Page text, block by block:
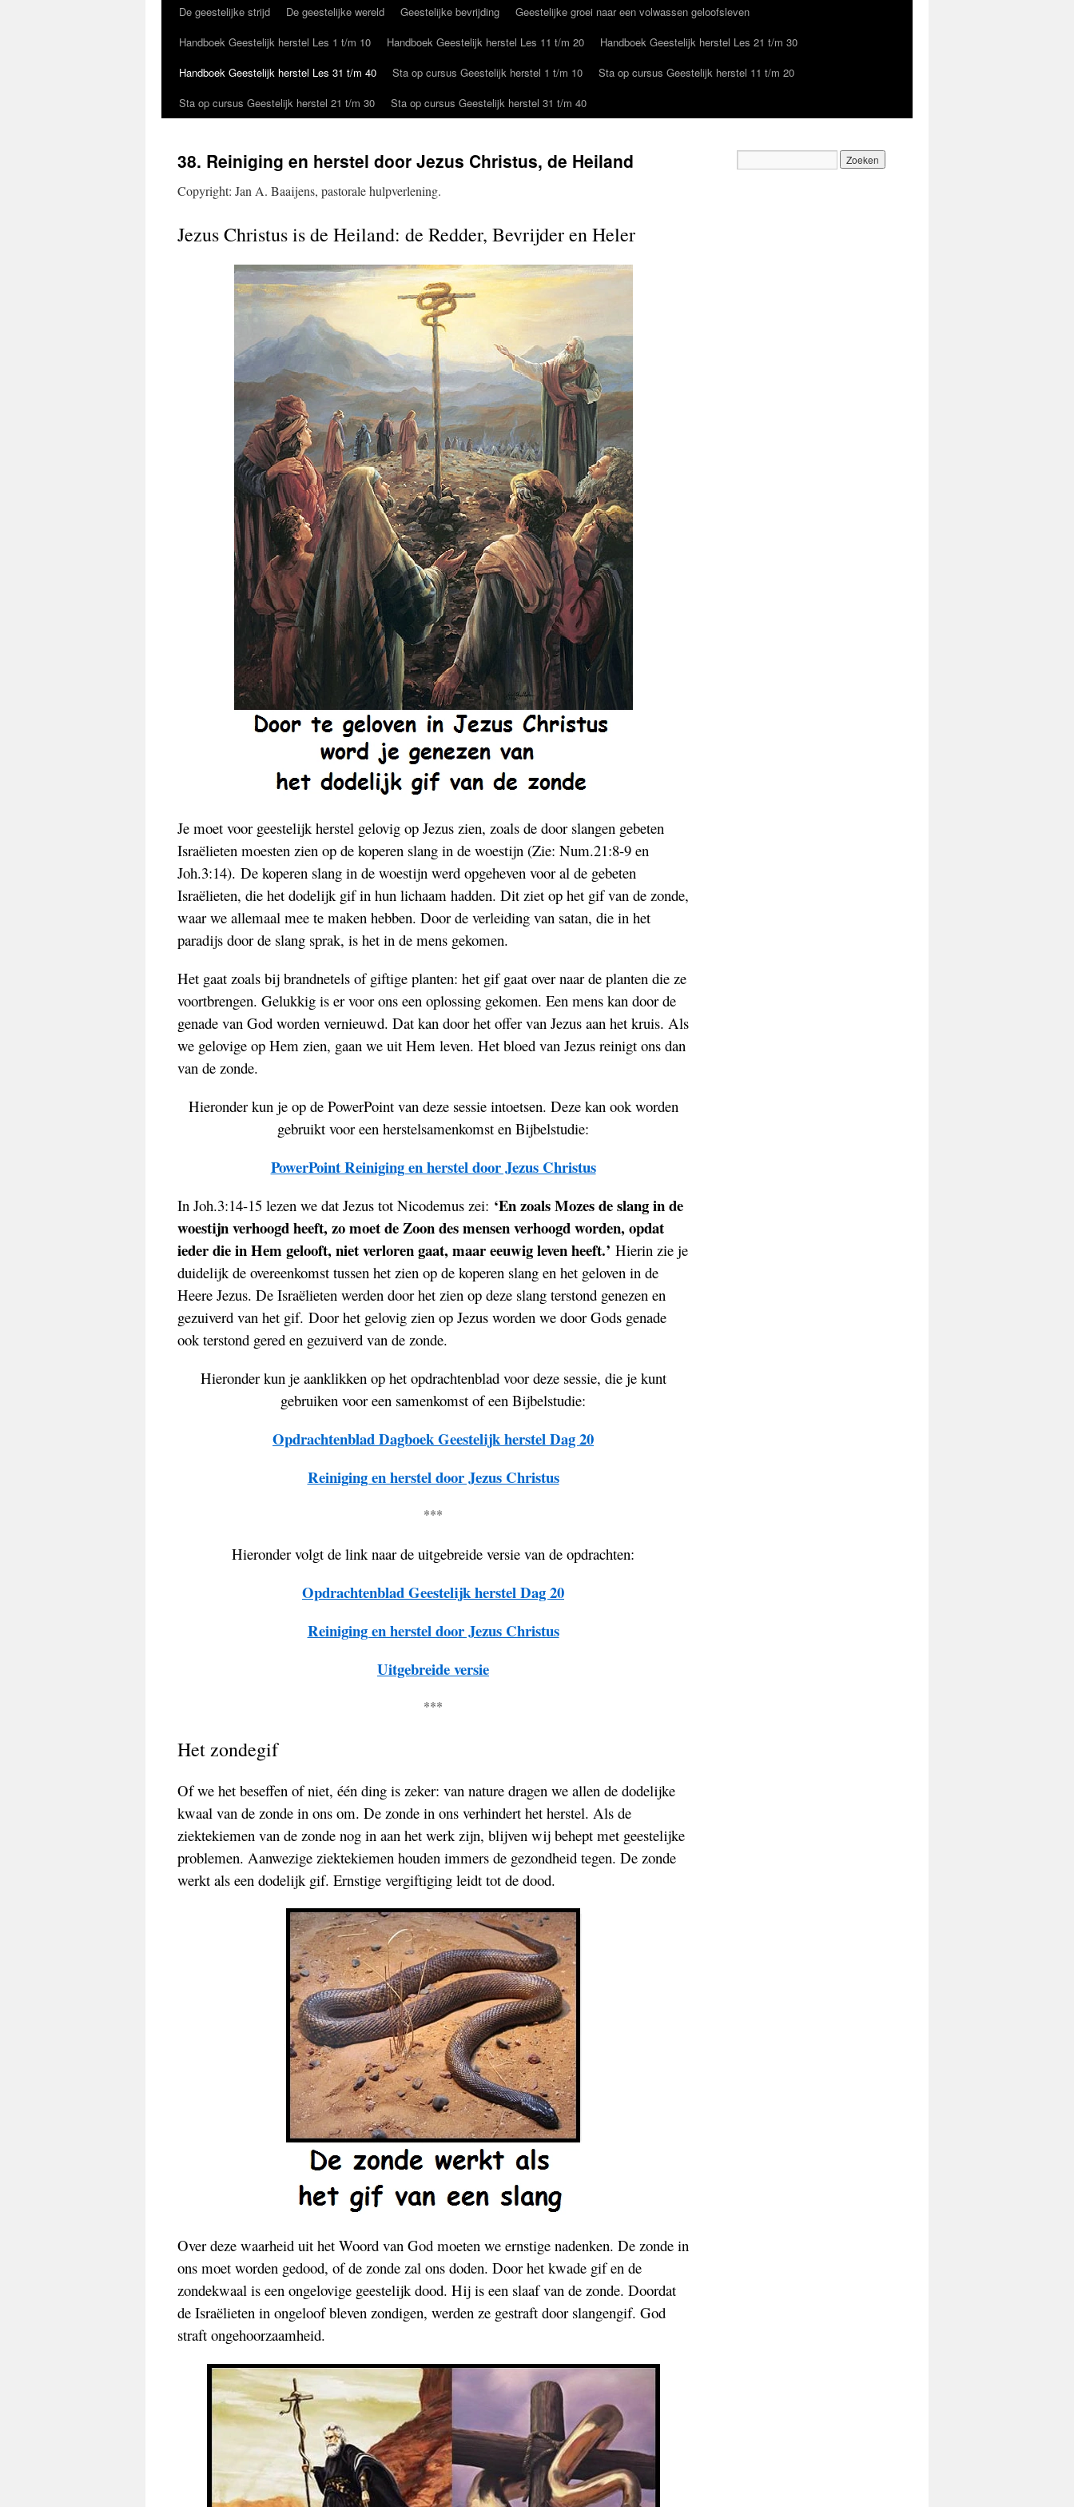
De geestelijke strijd
De geestelijke wereld Geestelijke bevrijding
Geestelijke groei naar een volwassen geloofsleven
Handboek Geestelijk herstel Les 1 t/m 10
Handboek Geestelijk herstel Les 11 t/m 20
Handboek Geestelijk herstel Les 21 t/m 30
Handboek Geestelijk herstel Les 31 t/m 40
Sta op cursus Geestelijk herstel 1 t/m 10
Sta op cursus Geestelijk herstel 11 t/m 20
Sta op cursus Geestelijk herstel 21 t/m 30
Sta op cursus Geestelijk herstel 31 t/m 40
38. Reiniging en herstel door Jezus Christus, de Heiland
Copyright: Jan A. Baaijens, pastorale hulpverlening.
Jezus Christus is de Heiland: de Redder, Bevrijder en Heler
Je moet voor geestelijk herstel gelovig op Jezus zien, zoals de door slangen gebeten
Israëlieten moesten zien op de koperen slang in de woestijn (Zie: Num.21:8-9 en
Joh.3:14). De koperen slang in de woestijn werd opgeheven voor al de gebeten
Israëlieten, die het dodelijk gif in hun lichaam hadden. Dit ziet op het gif van de zonde,
waar we allemaal mee te maken hebben. Door de verleiding van satan, die in het
paradijs door de slang sprak, is het in de mens gekomen.
Het gaat zoals bij brandnetels of giftige planten: het gif gaat over naar de planten die ze
voortbrengen. Gelukkig is er voor ons een oplossing gekomen. Een mens kan door de
genade van God worden vernieuwd. Dat kan door het offer van Jezus aan het kruis. Als
we gelovige op Hem zien, gaan we uit Hem leven. Het bloed van Jezus reinigt ons dan
van de zonde.
Hieronder kun je op de PowerPoint van deze sessie intoetsen. Deze kan ook worden
gebruikt voor een herstelsamenkomst en Bijbelstudie:
PowerPoint Reiniging en herstel door Jezus Christus
In Joh.3:14-15 lezen we dat Jezus tot Nicodemus zei: ‘En zoals Mozes de slang in de
woestijn verhoogd heeft, zo moet de Zoon des mensen verhoogd worden, opdat
ieder die in Hem gelooft, niet verloren gaat, maar eeuwig leven heeft.’ Hierin zie je
duidelijk de overeenkomst tussen het zien op de koperen slang en het geloven in de
Heere Jezus. De Israëlieten werden door het zien op deze slang terstond genezen en
gezuiverd van het gif. Door het gelovig zien op Jezus worden we door Gods genade
ook terstond gered en gezuiverd van de zonde.
Hieronder kun je aanklikken op het opdrachtenblad voor deze sessie, die je kunt
gebruiken voor een samenkomst of een Bijbelstudie:
Opdrachtenblad Dagboek Geestelijk herstel Dag 20
Reiniging en herstel door Jezus Christus
***
Hieronder volgt de link naar de uitgebreide versie van de opdrachten:
Opdrachtenblad Geestelijk herstel Dag 20
Reiniging en herstel door Jezus Christus
Uitgebreide versie
***
Het zondegif
Of we het beseffen of niet, één ding is zeker: van nature dragen we allen de dodelijke
kwaal van de zonde in ons om. De zonde in ons verhindert het herstel. Als de
ziektekiemen van de zonde nog in aan het werk zijn, blijven wij behept met geestelijke
problemen. Aanwezige ziektekiemen houden immers de gezondheid tegen. De zonde
werkt als een dodelijk gif. Ernstige vergiftiging leidt tot de dood.
Over deze waarheid uit het Woord van God moeten we ernstige nadenken. De zonde in
ons moet worden gedood, of de zonde zal ons doden. Door het kwade gif en de
zondekwaal is een ongelovige geestelijk dood. Hij is een slaaf van de zonde. Doordat
de Israëlieten in ongeloof bleven zondigen, werden ze gestraft door slangengif. God
straft ongehoorzaamheid.